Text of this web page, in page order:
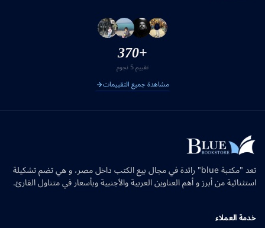
+370
تقييم 5 نجوم
مشاهدة جميع التقييمات
تعد "مكتبة blue" رائدة في مجال بيع الكتب داخل مصر، و هي تضم تشكيلة
استثنائية من أبرز و أهم العناوين العربية والأجنبية وبأسعار في متناول القارئ.
خدمة العملاء